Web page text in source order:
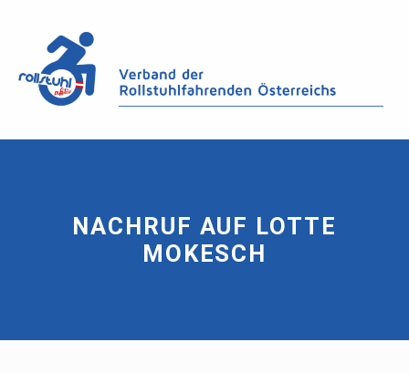
NACHRUF AUF LOTTE
MOKESCH